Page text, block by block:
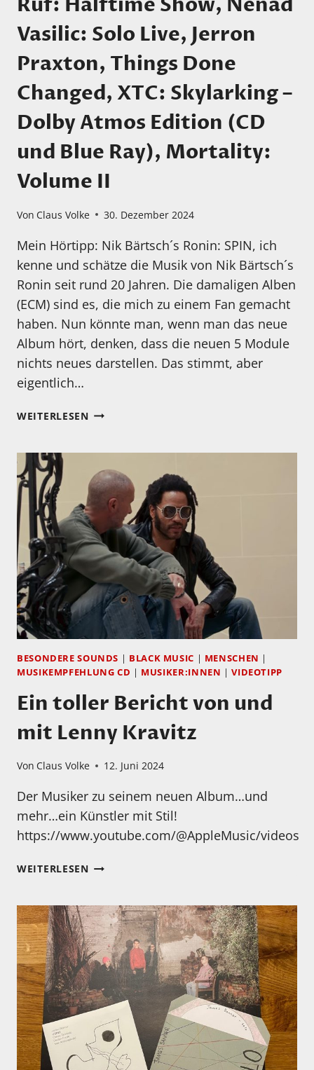
Vasilic: Solo Live, Jerron
Praxton, Things Done
Changed, XTC: Skylarking –
Dolby Atmos Edition (CD
und Blue Ray), Mortality:
Volume II
Von Claus Volke 30. Dezember 2024
Mein Hörtipp: Nik Bärtsch´s Ronin: SPIN, ich
kenne und schätze die Musik von Nik Bärtsch´s
Ronin seit rund 20 Jahren. Die damaligen Alben
(ECM) sind es, die mich zu einem Fan gemacht
haben. Nun könnte man, wenn man das neue
Album hört, denken, dass die neuen 5 Module
nichts neues darstellen. Das stimmt, aber
eigentlich…
WEITERLESENMEINE
HÖRTIPPS:
NIK
BÄRTSCH
´S
RONIN:
SPIN,
RUF
TRIO
FEAT.
NILS
LANDGREN
&
RUF:
SHOW,
VASILIC:
LIVE,
JERRON
PRAXTON,
THINGS
DONE
SKYLARKING
–
DOLBY
ATMOS
EDITION
(CD
UND
BLUE
RAY),
MORTALITY:
BESONDERE SOUNDS | BLACK MUSIC | MENSCHEN |
MUSIKEMPFEHLUNG CD | MUSIKER:INNEN |VIDEOTIPP
Ein toller Bericht von und
mit Lenny Kravitz
Von Claus Volke 12. Juni 2024
Der Musiker zu seinem neuen Album…und
mehr…ein Künstler mit Stil!
https://www.youtube.com/@AppleMusic/videos
WEITERLESENEIN
VON
UND
MIT
LENNY
KRAVITZ